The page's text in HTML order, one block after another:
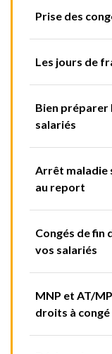
Prise des
Les jours de
Bien préparer
salariés
Arrêt maladie
au report
Congés de fin
vos salariés
MNP et AT/
droits à congé